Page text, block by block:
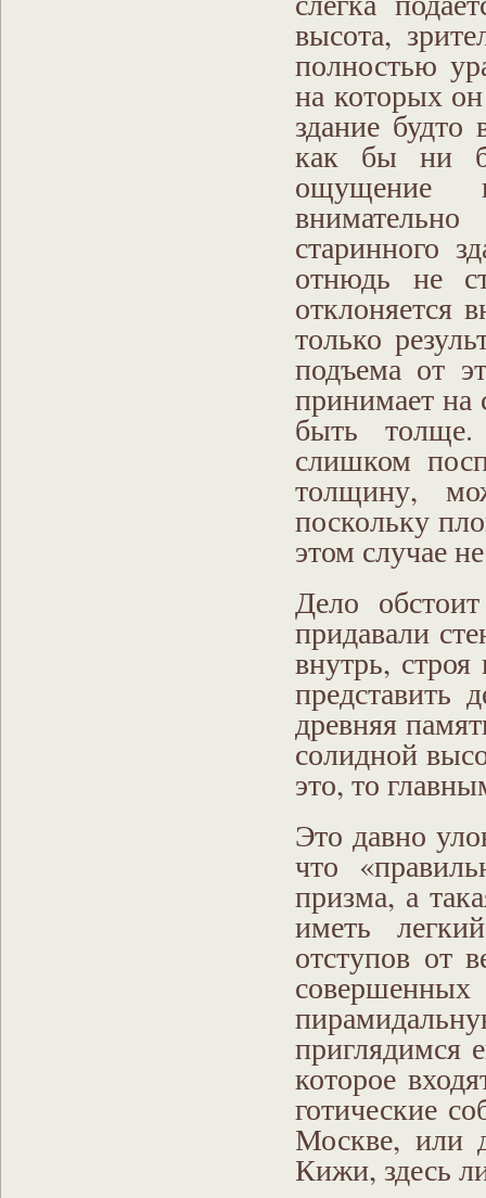
высота,
полностью
на которых
здание
как бы ни
ощущение
старинного
отнюдь не
отклоняется
только
подъема от
принимает на
быть
слишком
толщину,
поскольку
этом случае
Дело
придавали
внутрь,
представить
древняя
солидной
это, то
Это давно
что
призма, а
иметь
отступов от
приглядимся
которое
готические
Москве, или
Кижи, здесь